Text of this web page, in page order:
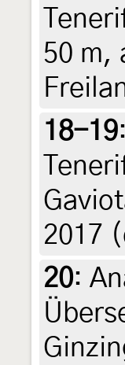
50 m,
18-19:
2017
20: